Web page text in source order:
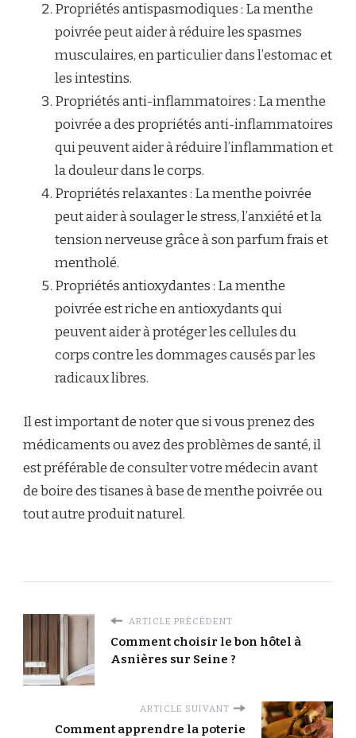
Propriétés antispasmodiques : La menthe
poivrée peut aider à réduire les spasmes
musculaires, en particulier dans l’estomac et
les intestins.
Propriétés anti-inflammatoires : La menthe
poivrée a des propriétés anti-inflammatoires
qui peuvent aider à réduire l’inflammation et
la douleur dans le corps.
Propriétés relaxantes : La menthe poivrée
peut aider à soulager le stress, l’anxiété et la
tension nerveuse grâce à son parfum frais et
mentholé.
Propriétés antioxydantes : La menthe
poivrée est riche en antioxydants qui
peuvent aider à protéger les cellules du
corps contre les dommages causés par les
radicaux libres.
Il est important de noter que si vous prenez des
médicaments ou avez des problèmes de santé, il
est préférable de consulter votre médecin avant
de boire des tisanes à base de menthe poivrée ou
tout autre produit naturel.
ARTICLE PRÉCÉDENT
Comment choisir le bon hôtel à
Asnières sur Seine ?
ARTICLE SUIVANT
Comment apprendre la poterie